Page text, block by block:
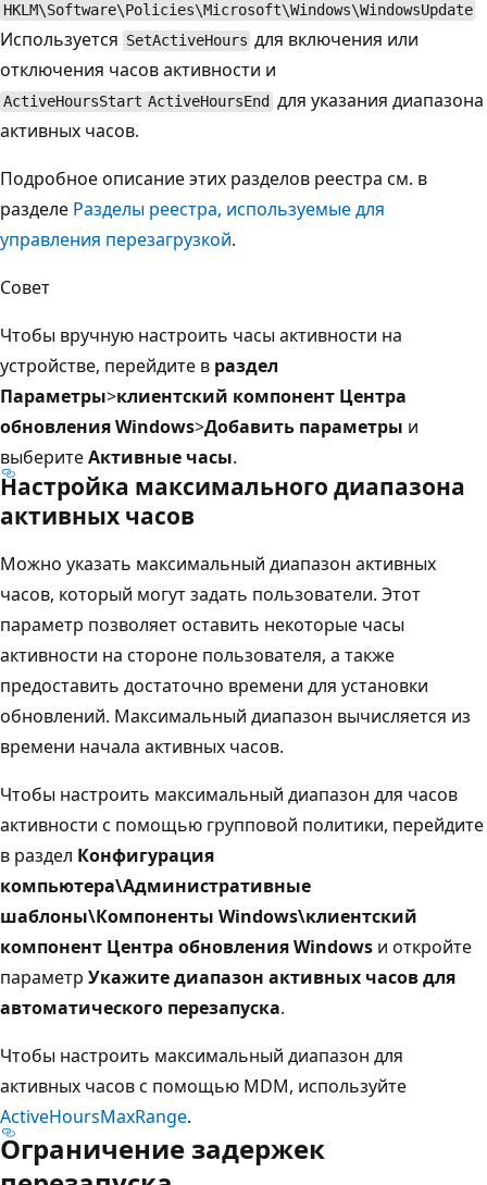
HKLM\Software\Policies\Microsoft\Windows\WindowsUpdate
Используется SetActiveHours для включения или
отключения часов активности и
ActiveHoursStart ActiveHoursEnd для указания диапазона
активных часов.
Подробное описание этих разделов реестра см. в
разделе Разделы реестра, используемые для
управления перезагрузкой.
Совет
Чтобы вручную настроить часы активности на
устройстве, перейдите в раздел
Параметры>клиентский компонент Центра
обновления Windows>Добавить параметры и
выберитеАктивные часы.
Настройка максимального диапазона
активных часов
Можно указать максимальный диапазон активных
часов, который могут задать пользователи. Этот
параметр позволяет оставить некоторые часы
активности на стороне пользователя, а также
предоставить достаточно времени для установки
обновлений. Максимальный диапазон вычисляется из
времени начала активных часов.
Чтобы настроить максимальный диапазон для часов
активности с помощью групповой политики, перейдите
в раздел Конфигурация
компьютера\Административные
шаблоны\Компоненты Windows\клиентский
компонент Центра обновления Windows и откройте
параметр Укажите диапазон активных часов для
автоматического перезапуска.
Чтобы настроить максимальный диапазон для
активных часов с помощью MDM, используйте
ActiveHoursMaxRange.
Ограничение задержек